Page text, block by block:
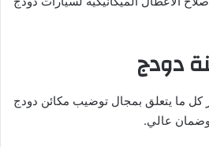
كل ما يتعلق بمجال توضيب مكائن دودج
وضمان عالي.